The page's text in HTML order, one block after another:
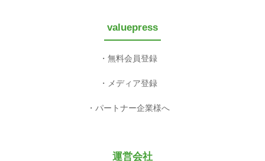
valuepress
無料会員登録
メディア登録
パートナー企業様へ
運営会社